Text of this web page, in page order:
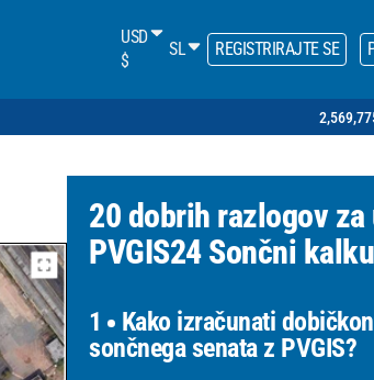
USD
$
SL REGISTRIRAJTE SE
20 dobrih razlogov za
PVGIS24 Sončni
1
Kako izračunati
sončnega senata z PVGIS?